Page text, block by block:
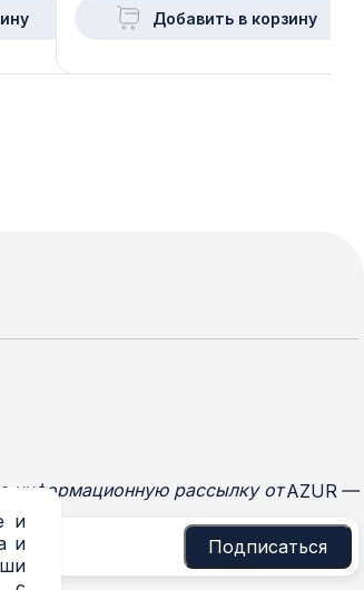
Добавить в корзину
и
и
информационную рассылку отAZUR —
Подписаться